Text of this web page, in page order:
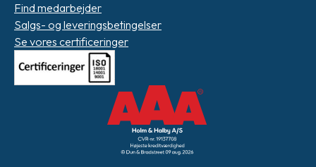
Find medarbejder
Salgs- og leveringsbetingelser
Se vores certificeringer